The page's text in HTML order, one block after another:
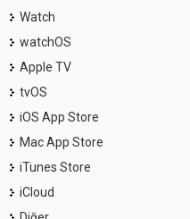
Watch
watchOS
Apple TV
tvOS
iOS App Store
Mac App Store
iTunes Store
iCloud